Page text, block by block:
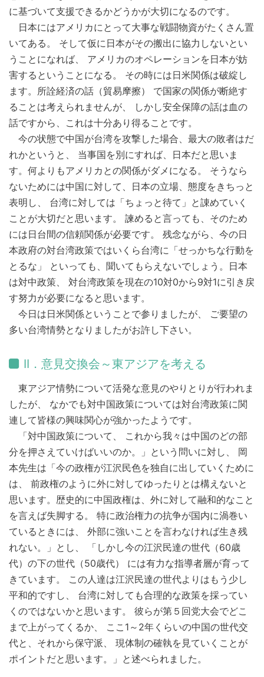
に基づいて支援できるかどうかが大切になるのです。
日本にはアメリカにとって大事な戦闘物資がたくさん置
いてある。 そして仮に日本がその搬出に協力しないとい
うことになれば、 アメリカのオペレーションを日本が妨
害するということになる。 その時には日米関係は破綻し
ます。所詮経済の話（貿易摩擦） で国家の関係が断絶す
ることは考えられませんが、 しかし安全保障の話は血の
話ですから、これは十分あり得ることです。
今の状態で中国が台湾を攻撃した場合、最大の敗者はだ
れかというと、 当事国を別にすれば、日本だと思いま
す。何よりもアメリカとの関係がダメになる。 そうなら
ないためには中国に対して、日本の立場、態度をきちっと
表明し、 台湾に対しては「ちょっと待て」と諌めていく
ことが大切だと思います。 諫めると言っても、そのため
には日台間の信頼関係が必要です。 残念ながら、今の日
本政府の対台湾政策ではいくら台湾に「せっかちな行動を
とるな」 といっても、聞いてもらえないでしょう。日本
は対中政策、 対台湾政策を現在の10対0から9対1に引き戻
す努力が必要になると思います。
今日は日米関係ということで参りましたが、 ご要望の
多い台湾情勢となりましたがお許し下さい。
II．意見交換会～東アジアを考える
東アジア情勢について活発な意見のやりとりが行われま
したが、 なかでも対中国政策については対台湾政策に関
連して皆様の興味関心が強かったようです。
「対中国政策について、 これから我々は中国のどの部
分を押さえていけばいいのか。」という問いに対し、 岡
本先生は「今の政権が江沢民色を独自に出していくために
は、 前政権のように外に対してゆったりとは構えないと
思います。歴史的に中国政権は、外に対して融和的なこと
を言えば失脚する。 特に政治権力の抗争が国内に渦巻い
ているときには、 外部に強いことを言わなければ生き残
れない。」とし、 「しかし今の江沢民達の世代（60歳
代）の下の世代（50歳代） には有力な指導者層が育って
きています。 この人達は江沢民達の世代よりはもう少し
平和的ですし、 台湾に対しても合理的な政策を採ってい
くのではないかと思います。 彼らが第５回党大会でどこ
まで上がってくるか、 ここ1～2年くらいの中国の世代交
代と、それから保守派、 現体制の確執を見ていくことが
ポイントだと思います。」と述べられました。